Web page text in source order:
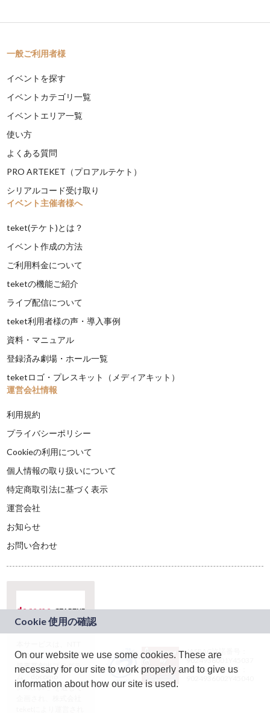
一般ご利用者様
イベントを探す
イベントカテゴリ一覧
イベントエリア一覧
使い方
よくある質問
PRO ARTEKET（プロアルテケト）
シリアルコード受け取り
イベント主催者様へ
teket(テケト)とは？
イベント作成の方法
ご利用料金について
teketの機能ご紹介
ライブ配信について
teket利用者様の声・導入事例
資料・マニュアル
登録済み劇場・ホール一覧
teketロゴ・プレスキット（メディアキット）
運営会社情報
利用規約
プライバシーポリシー
Cookieの利用について
個人情報の取り扱いについて
特定商取引法に基づく表示
運営会社
お知らせ
お問い合わせ
ドコモグループの新
規事業創出プログラ
ム「docomo
STARTUP」を通じて
JASRAC許諾番号：
9024936001Y45037
JASRAC許諾番号：
On our website we use some cookies. These are
necessary for our site to work properly and to give us
information about how our site is used.